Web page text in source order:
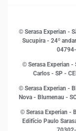
Inovação e
Leis e impostos
Marketing
Open Finance
Proteção de Dados
Sustentabilidade
© Serasa Experian -
Sucupira - 24º
© Serasa Experian -
Carlos - SP -
© Serasa Experian -
Nova - Blumenau -
© Serasa Experian -
Edifício Paulo